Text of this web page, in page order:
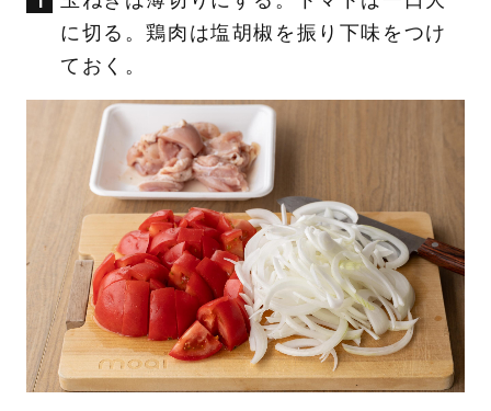
に切る。鶏肉は塩胡椒を振り下味をつけ
ておく。